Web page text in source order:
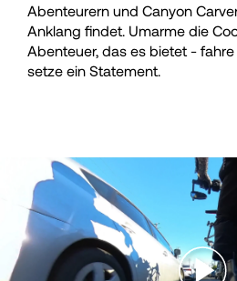
Abenteurern und Canyon
Anklang findet. Umarme die
Abenteuer, das es bietet -
setze ein Statement.